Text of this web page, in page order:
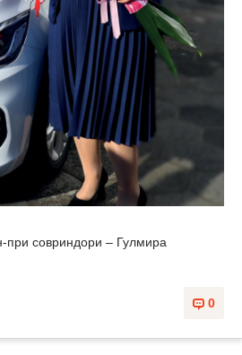
совриндори – Гулмира
0